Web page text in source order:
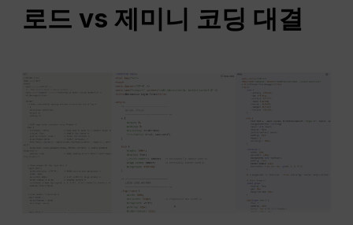
로드 vs 제미니 코딩 대결